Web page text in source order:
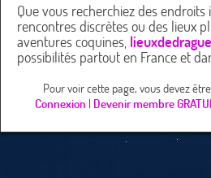
Que vous recherchiez des
rencontres discrètes ou des lieux
aventures coquines,
possibilités partout en France et
Pour voir cette page, vous devez
Connexion | Devenir membre